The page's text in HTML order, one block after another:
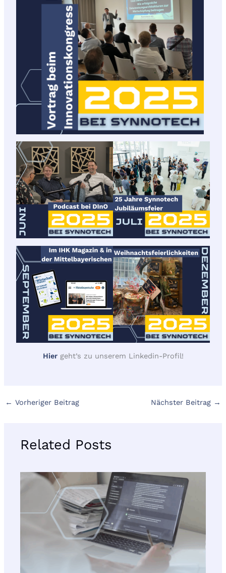
Hiergeht’s zu unserem Linkedin-Profil!
← Vorheriger Beitrag Nächster Beitrag →
Related Posts